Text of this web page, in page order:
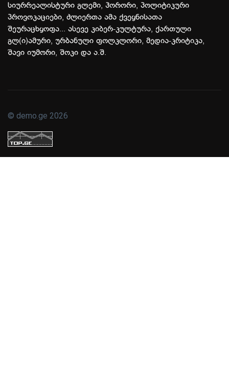
სიურრეალისტური გლემი, ჰორორი, პოლიტიკური
პროვოკაციები, ძლიერთა ამა ქვეყნისათა
შეურაცხყოფა... ასევე კიბერ-კულტურა, ქართული
გლ(ი)ამური, ურბანული ფოლკლორი, მედია-კრიტიკა,
შავი იუმორი, შოკი და ა.შ.
© demo.ge 2026